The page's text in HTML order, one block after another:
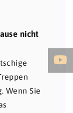
nicht
Wenn Sie